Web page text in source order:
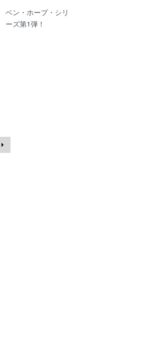
ベン・ホープ・シリ
ーズ第1弾！